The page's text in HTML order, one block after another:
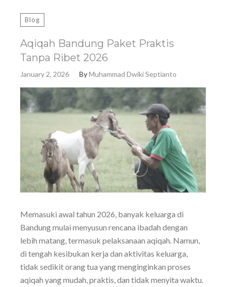
Blog
Aqiqah Bandung Paket Praktis
Tanpa Ribet 2026
January 2, 2026 ByMuhammad Dwiki Septianto
Memasuki awal tahun 2026, banyak keluarga di
Bandung mulai menyusun rencana ibadah dengan
lebih matang, termasuk pelaksanaan aqiqah. Namun,
di tengah kesibukan kerja dan aktivitas keluarga,
tidak sedikit orang tua yang menginginkan proses
aqiqah yang mudah, praktis, dan tidak menyita waktu.